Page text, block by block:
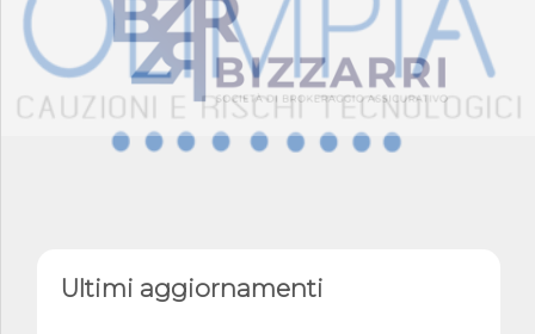
Ultimi aggiornamenti